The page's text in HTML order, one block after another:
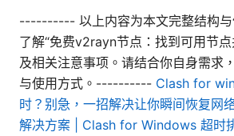
---------- 以上内容为本文完整结构与
了解“免费v2rayn节点：找到可用节
及相关注意事项。请结合你自身需求
与使用方式。---------- Clash for
时？别急，一招解决让你瞬间恢复网
解决方案 | Clash for Windows 超时